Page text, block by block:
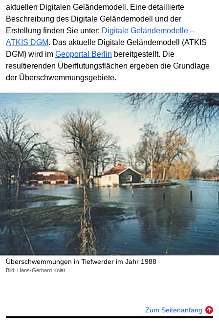
Überschwemmungen in Tiefwerder im Jahr 1988
Bild: Hans-Gerhard Kolat
aktuellen Digitalen Geländemodell. Eine detaillierte
Beschreibung des Digitale Geländemodell und der
Erstellung finden Sie unter: Digitale Geländemodelle –
ATKIS DGM. Das aktuelle Digitale Geländemodell (ATKIS
DGM) wird im Geoportal Berlin bereitgestellt. Die
resultierenden Überflutungsflächen ergeben die Grundlage
der Überschwemmungsgebiete.
Zum Seitenanfang